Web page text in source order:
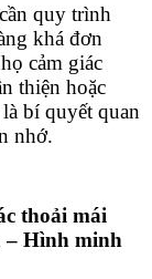
quy trình
khá đơn
cảm giác
thiện hoặc
bí quyết quan
nhớ.
thoải mái
– Hình minh